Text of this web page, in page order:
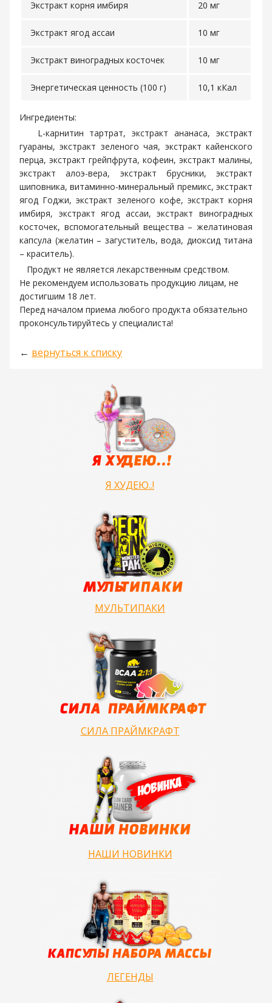
Экстракт корня имбиря 20 мг
Экстракт ягод ассаи 10 мг
Экстракт виноградных косточек 10 мг
Энергетическая ценность (100 г) 10,1 кКал
Ингредиенты:
L-карнитин тартрат, экстракт ананаса, экстракт
гуараны, экстракт зеленого чая, экстракт кайенского
перца, экстракт грейпфрута, кофеин, экстракт малины,
экстракт алоэ-вера, экстракт брусники, экстракт
шиповника, витаминно-минеральный премикс, экстракт
ягод Годжи, экстракт зеленого кофе, экстракт корня
имбиря, экстракт ягод ассаи, экстракт виноградных
косточек, вспомогательный вещества – желатиновая
капсула (желатин – загуститель, вода, диоксид титана
– краситель).
Продукт не является лекарственным средством.
Не рекомендуем использовать продукцию лицам, не
достигшим 18 лет.
Перед началом приема любого продукта обязательно
проконсультируйтесь у специалиста!
← вернуться к списку
Я ХУДЕЮ..!
МУЛЬТИПАКИ
СИЛА ПРАЙМКРАФТ
НАШИ НОВИНКИ
ЛЕГЕНДЫ